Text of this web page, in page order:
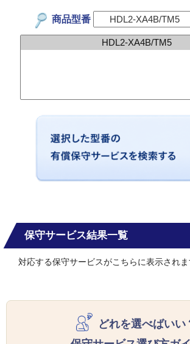
商品型番
保守サービス結果一覧
対応する保守サービスがこちらに表示されま
どれを選べばいい